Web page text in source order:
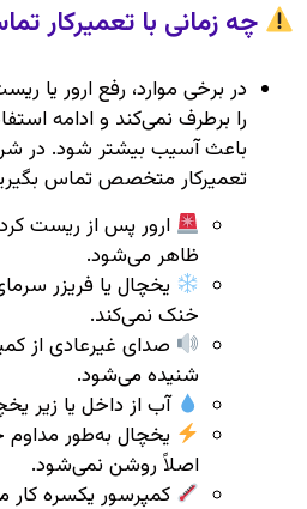
چه زمانی با تعمیرکار
در برخی موارد، رفع ارور یا
را برطرف نمی‌کند و ادامه
باعث آسیب بیشتر شود. در
تعمیرکار متخصص تماس
ارور پس از ریست
ظاهر می‌شود.
یخچال یا فریزر
خنک نمی‌کند.
صدای غیرعادی از
شنیده می‌شود.
آب از داخل یا زیر
یخچال به‌طور
اصلاً روشن نمی‌شود.
کمپرسور یکسره کار